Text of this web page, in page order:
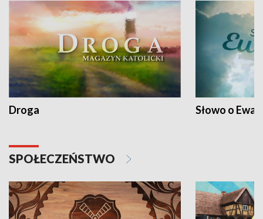
Droga Słowo o
SPOŁECZEŃSTWO